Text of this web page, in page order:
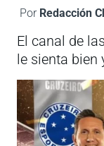
Por Redacción
El canal de
le sienta bien